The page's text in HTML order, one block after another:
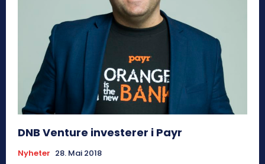
DNB Venture investerer i Payr
Nyheter 28. Mai 2018